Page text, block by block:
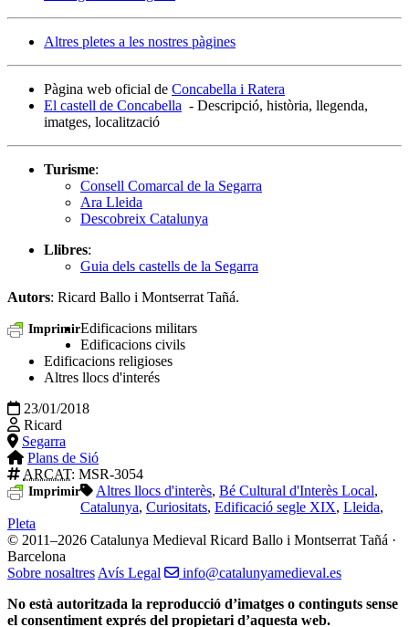
Altres pletes a les nostres pàgines
Pàgina web oficial de Concabella i Ratera
El castell de Concabella - Descripció, història, llegenda,
imatges, localització
Turisme:
Consell Comarcal de la Segarra
Ara Lleida
Descobreix Catalunya
Llibres:
Guia dels castells de la Segarra
Autors: Ricard Ballo i Montserrat Tañá.
ImprimirEdificacions militars
Edificacions civils
Edificacions religioses
Altres llocs d'interés
23/01/2018
Ricard
Segarra
Plans de Sió
ARCAT: MSR-3054
Imprimir Altres llocs d'interès, Bé Cultural d'Interès Local,
Catalunya, Curiositats, Edificació segle XIX, Lleida,
Pleta
© 2011–2026 Catalunya Medieval Ricard Ballo i Montserrat Tañá ·
Barcelona
Sobre nosaltres Avís Legal
info@catalunyamedieval.es
No està autoritzada la reproducció d’imatges o continguts sense
el consentiment exprés del propietari d’aquesta web.